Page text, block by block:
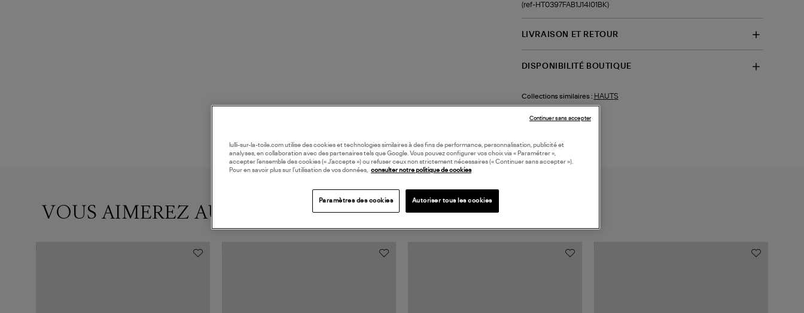
(ref-HT0397FAB1J14I01BK)
LIVRAISON ET RETOUR
DISPONIBILITÉ BOUTIQUE
Collections similaires : HAUTS
VOUS AIMEREZ AUSSI
lulli-sur-la-toile.com utilise des cookies et technologies similaires à des fins de performance, personnalisation, publicité et
analyses, en collaboration avec des partenaires tels que Google. Vous pouvez configurer vos choix via « Paramétrer »,
accepter l’ensemble des cookies (« J’accepte ») ou refuser ceux non strictement nécessaires (« Continuer sans accepter »).
Pour en savoir plus sur l’utilisation de vos données,
consulter notre politique de cookies
Paramètres des cookies Autoriser tous les cookies
Continuer sans accepter